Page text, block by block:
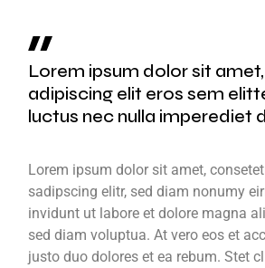
Lorem ipsum dolor sit
adipiscing elit eros sem
luctus nec nulla imperediet
Lorem ipsum dolor sit amet,
sadipscing elitr, sed diam nonumy
invidunt ut labore et dolore magna
sed diam voluptua. At vero eos et
justo duo dolores et ea rebum. Stet